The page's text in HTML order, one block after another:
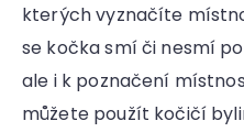
kterých vyznačíte
se kočka smí či nesmí
ale i k poznačení
můžete použít kočičí